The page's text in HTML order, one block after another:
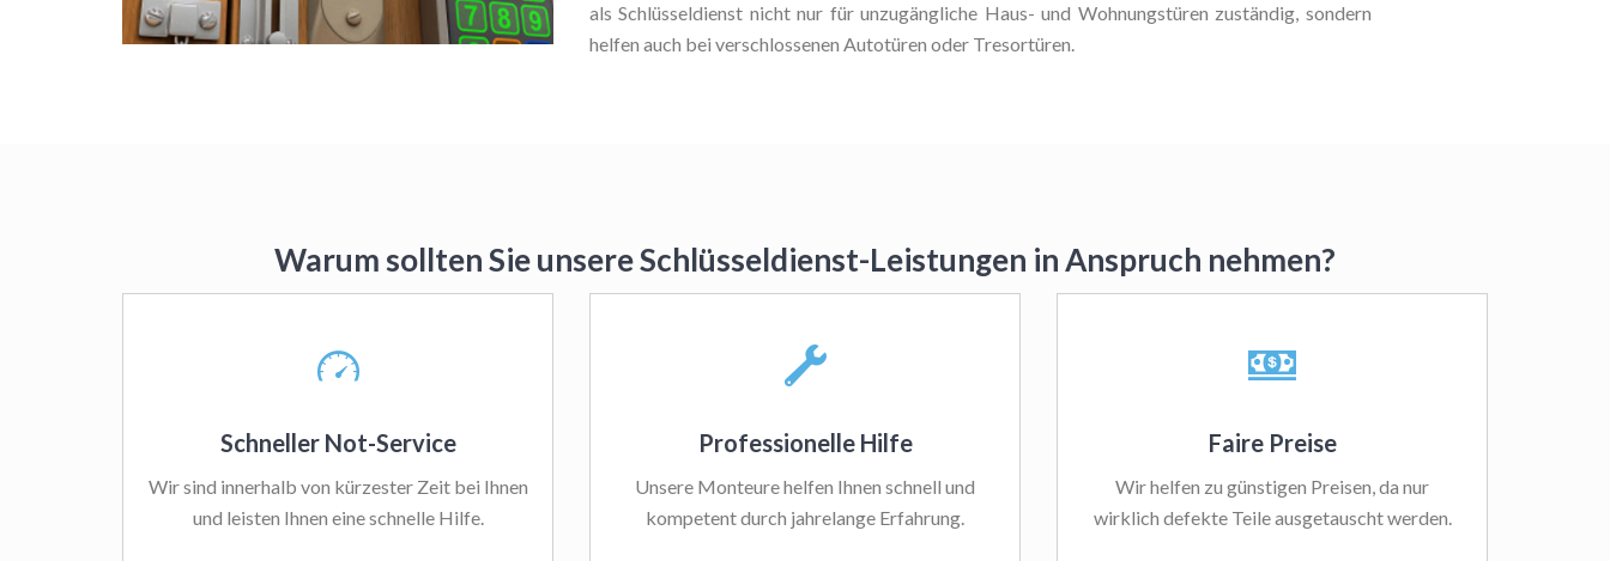
als Schlüsseldienst nicht nur für unzugängliche Haus- und Wohnungstüren zuständig, sondern
helfen auch bei verschlossenen Autotüren oder Tresortüren.
Warum sollten Sie unsere Schlüsseldienst-Leistungen in Anspruch nehmen?
Schneller Not-Service
Wir sind innerhalb von kürzester Zeit bei Ihnen
und leisten Ihnen eine schnelle Hilfe.
Professionelle Hilfe
Unsere Monteure helfen Ihnen schnell und
kompetent durch jahrelange Erfahrung.
Faire Preise
Wir helfen zu günstigen Preisen, da nur
wirklich defekte Teile ausgetauscht werden.